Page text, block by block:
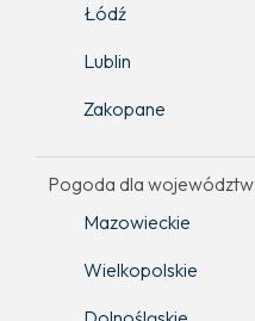
Łódź
Lublin
Zakopane
Pogoda dla województw
Mazowieckie
Wielkopolskie